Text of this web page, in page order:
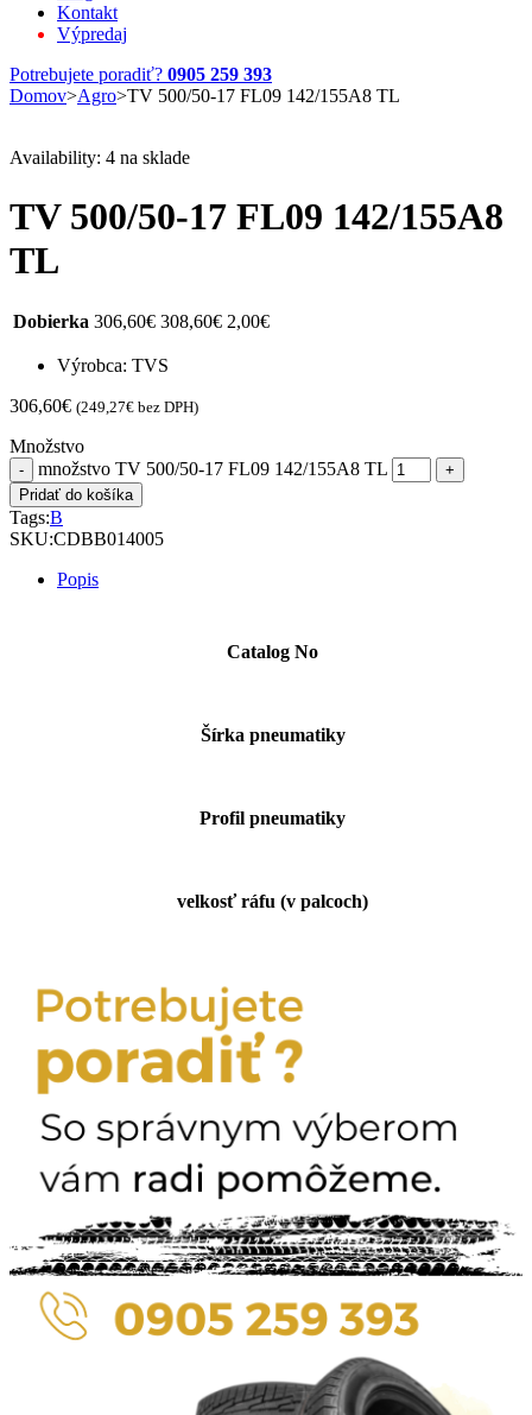
Kontakt
Výpredaj
Potrebujete poradiť? 0905 259 393
Domov>Agro>TV 500/50-17 FL09 142/155A8 TL
Availability: 4 na sklade
TV 500/50-17 FL09 142/155A8
TL
Dobierka 306,60€ 308,60€ 2,00€
Výrobca: TVS
306,60€ (249,27€ bez DPH)
Množstvo
množstvo TV 500/50-17 FL09 142/155A8 TL
Pridať do košíka
Tags:B
SKU:CDBB014005
Popis
Catalog No
Šírka pneumatiky
Profil pneumatiky
velkosť ráfu (v palcoch)